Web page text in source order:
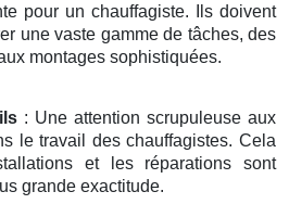
pour un chauffagiste. Ils doivent
une vaste gamme de tâches, des
montages sophistiquées.
: Une attention scrupuleuse aux
le travail des chauffagistes. Cela
et les réparations sont
grande exactitude.